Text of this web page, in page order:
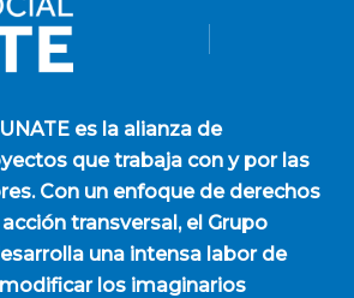
es la alianza de
que trabaja con y por las
Con un enfoque de derechos
transversal, el Grupo
una intensa labor de
los imaginarios